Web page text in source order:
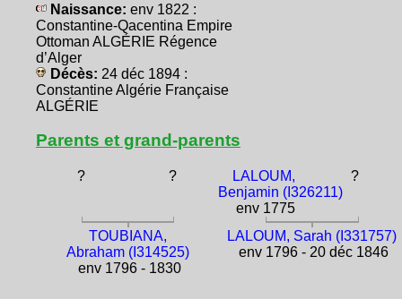
Naissance: env 1822 :
Constantine-Qacentina Empire
Ottoman ALGÉRIE Régence
d’Alger
Décès: 24 déc 1894 :
Constantine Algérie Française
ALGÉRIE
Parents et grand-parents
? ?
LALOUM,
Benjamin (I326211)
env 1775
?
TOUBIANA,
Abraham (I314525)
env 1796 - 1830
LALOUM, Sarah (I331757)
env 1796 - 20 déc 1846